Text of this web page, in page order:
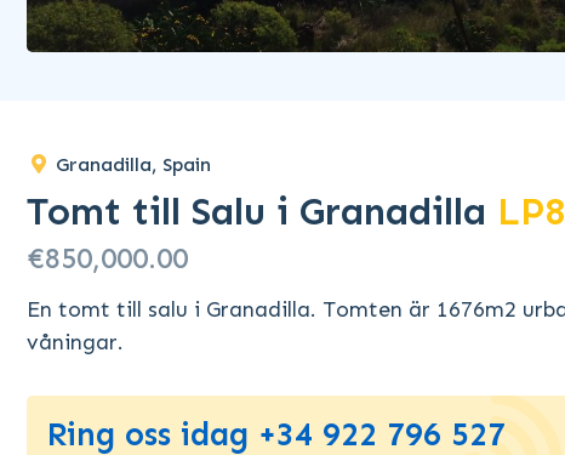
Granadilla, Spain
Tomt till Salu i Granadilla
€850,000.00
En tomt till salu i Granadilla. Tomten är 1676m2
våningar.
Ring oss idag +34 922 796 527